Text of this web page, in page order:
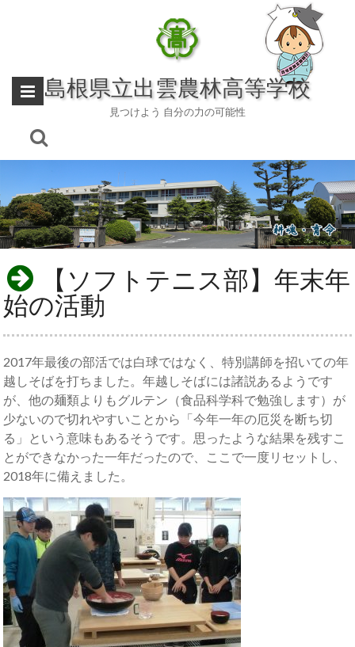
島根県立出雲農林高等学校
見つけよう 自分の力の可能性
【ソフトテニス部】年末年
始の活動
2017年最後の部活では白球ではなく、特別講師を招いての年
越しそばを打ちました。年越しそばには諸説あるようです
が、他の麺類よりもグルテン（食品科学科で勉強します）が
少ないので切れやすいことから「今年一年の厄災を断ち切
る」という意味もあるそうです。思ったような結果を残すこ
とができなかった一年だったので、ここで一度リセットし、
2018年に備えました。